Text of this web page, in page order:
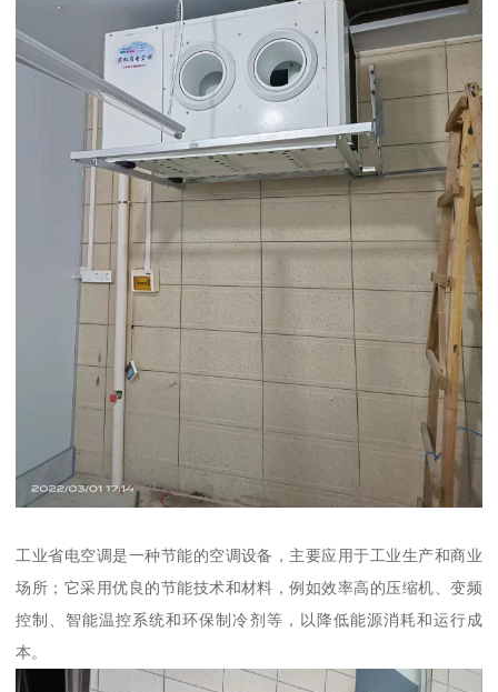
工业省电空调是一种节能的空调设备，主要应用于工业生产和商业
场所；它采用优良的节能技术和材料，例如效率高的压缩机、变频
控制、智能温控系统和环保制冷剂等，以降低能源消耗和运行成
本。